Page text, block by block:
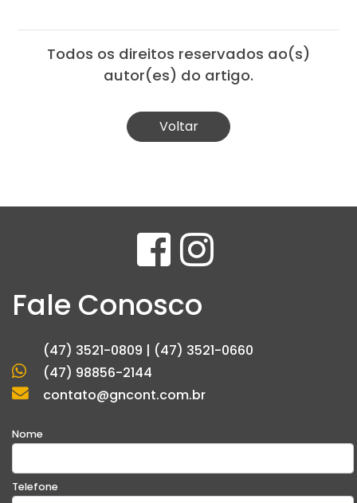
Todos os direitos reservados ao(s)
autor(es) do artigo.
Voltar
Fale Conosco
(47) 3521-0809 | (47) 3521-0660
(47) 98856-2144
contato@gncont.com.br
Nome
Telefone